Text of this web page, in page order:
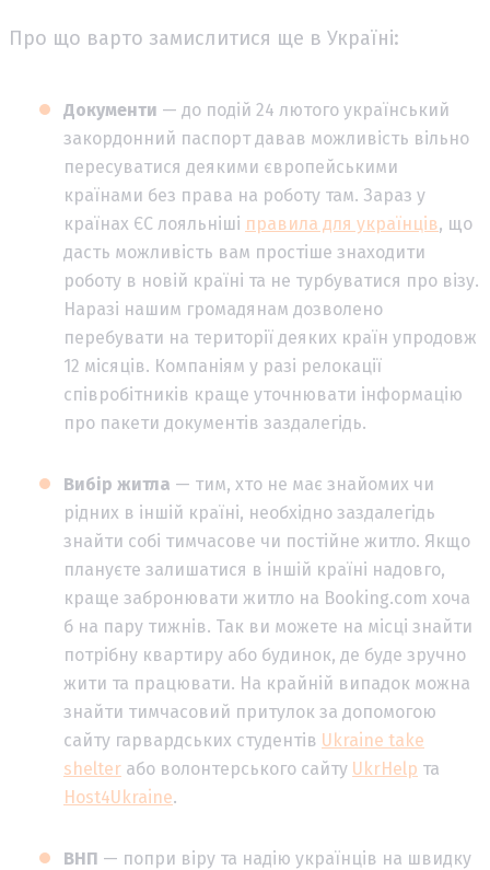
Про що варто замислитися ще в Україні:
Документи — до подій 24 лютого український
закордонний паспорт давав можливість вільно
пересуватися деякими європейськими
країнами без права на роботу там. Зараз у
країнах ЄС лояльніші правила для українців, що
дасть можливість вам простіше знаходити
роботу в новій країні та не турбуватися про візу.
Наразі нашим громадянам дозволено
перебувати на території деяких країн упродовж
12 місяців. Компаніям у разі релокації
співробітників краще уточнювати інформацію
про пакети документів заздалегідь.
Вибір житла — тим, хто не має знайомих чи
рідних в іншій країні, необхідно заздалегідь
знайти собі тимчасове чи постійне житло. Якщо
плануєте залишатися в іншій країні надовго,
краще забронювати житло на Booking.com хоча
б на пару тижнів. Так ви можете на місці знайти
потрібну квартиру або будинок, де буде зручно
жити та працювати. На крайній випадок можна
знайти тимчасовий притулок за допомогою
сайту гарвардських студентів Ukraine take
shelter або волонтерського сайту UkrHelp та
Host4Ukraine.
ВНП — попри віру та надію українців на швидку